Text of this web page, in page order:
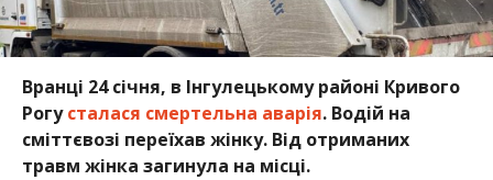
Вранці 24 січня, в Інгулецькому районі Кривого
Рогусталася смертельна аварія. Водій на
сміттєвозі переїхав жінку. Від отриманих
травм жінка загинула на місці.